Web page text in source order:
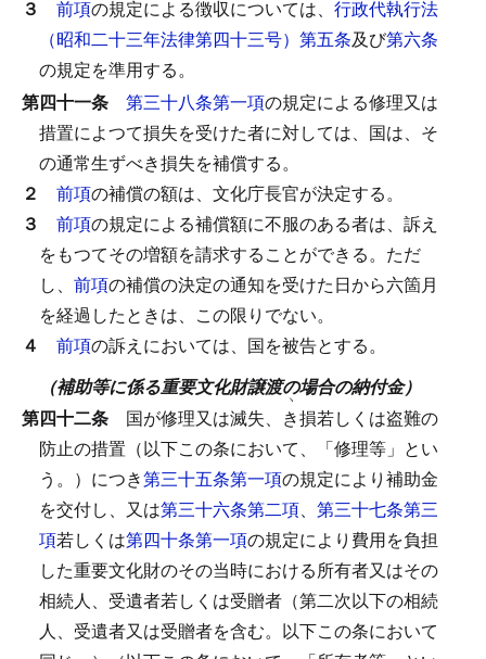
３ 前項の規定による徴収については、 行政代執行法
（昭和二十三年法律第四十三号）第五条及び第六条
の規定を準用する。
第四十一条 第三十八条第一項の規定による修理又は
措置によつて損失を受けた者に対しては、国は、そ
の通常生ずべき損失を補償する。
２ 前項の補償の額は、文化庁長官が決定する。
３ 前項の規定による補償額に不服のある者は、訴え
をもつてその増額を請求することができる。 ただ
し、 前項の補償の決定の通知を受けた日から六箇月
を経過したときは、この限りでない。
４ 前項の訴えにおいては、国を被告とする。
（補助等に係る重要文化財譲渡の場合の納付金）
第四十二条 国が修理又は滅失、 き
ヽ
損若しくは盗難の
防止の措置（以下この条において、「修理等」とい
う。）につき第三十五条第一項の規定により補助金
を交付し、又は第三十六条第二項、 第三十七条第三
項若しくは第四十条第一項の規定により費用を負担
した重要文化財のその当時における所有者又はその
相続人、受遺者若しくは受贈者（第二次以下の相続
人、受遺者又は受贈者を含む。以下この条において